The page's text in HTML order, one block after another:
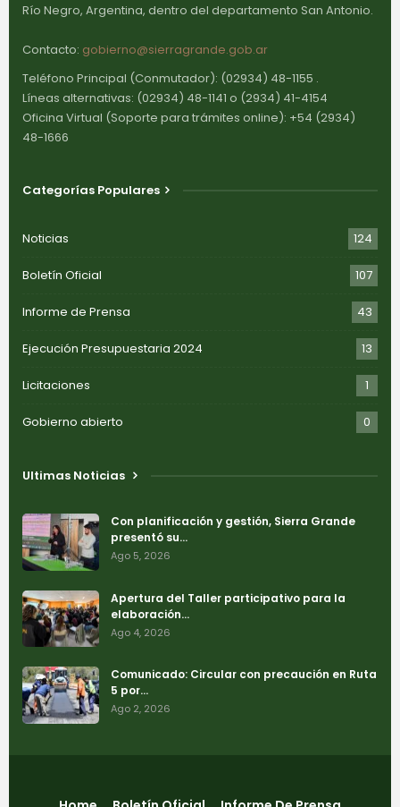
Río Negro, Argentina, dentro del departamento San Antonio.
Contacto: gobierno@sierragrande.gob.ar
Teléfono Principal (Conmutador): (02934) 48-1155 .
Líneas alternativas: (02934) 48-1141 o (2934) 41-4154
Oficina Virtual (Soporte para trámites online): +54 (2934)
48-1666
Categorías Populares
Noticias 124
Boletín Oficial 107
Informe de Prensa 43
Ejecución Presupuestaria 2024 13
Licitaciones 1
Gobierno abierto 0
Ultimas Noticias
Con planificación y gestión, Sierra Grande
presentó su…
Ago 5, 2026
Apertura del Taller participativo para la
elaboración…
Ago 4, 2026
Comunicado: Circular con precaución en Ruta
5 por…
Ago 2, 2026